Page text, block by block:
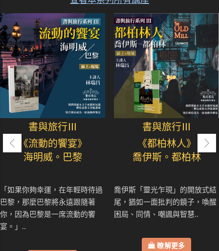
書與旅行Ⅲ
《流動的饗宴》
海明威。巴黎
「如果你夠幸運，在年輕時待過
巴黎，那麼巴黎將永遠跟隨著
你，因為巴黎是一席流動的饗
宴。」..
書與旅行Ⅲ
《都柏林人》
喬伊斯。都柏林
喬伊斯「靈光乍現」的開放式結
尾，猶如一面批判的鏡子，喚醒
困局、同情、嘲諷與智慧..
瞭解更多